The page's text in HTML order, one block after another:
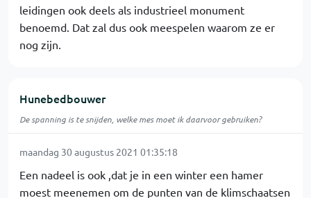
leidingen ook deels als industrieel monument
benoemd. Dat zal dus ook meespelen waarom ze er
nog zijn.
Hunebedbouwer
De spanning is te snijden, welke mes moet ik daarvoor gebruiken?
maandag 30 augustus 2021 01:35:18
Een nadeel is ook ,dat je in een winter een hamer
moest meenemen om de punten van de klimschaatsen